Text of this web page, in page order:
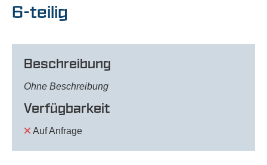
6-teilig
Beschreibung
Ohne Beschreibung
Verfügbarkeit
Auf Anfrage